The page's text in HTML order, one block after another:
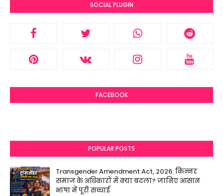
SOCIAL PLUGIN
FACEBOOK
POPULAR POSTS
Transgender Amendment Act, 2026: किन्नर
समाज के अधिकारों में क्या बदला? जानिए आसान
भाषा में पूरी सच्चाई